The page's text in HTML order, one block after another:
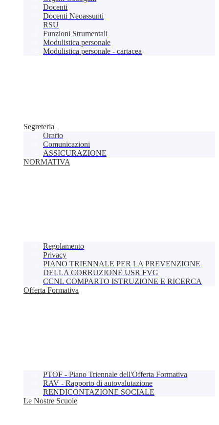
Docenti
Docenti Neoassunti
RSU
Funzioni Strumentali
Modulistica personale
Modulistica personale - cartacea
Segreteria
Orario
Comunicazioni
ASSICURAZIONE
NORMATIVA
Regolamento
Privacy
PIANO TRIENNALE PER LA PREVENZIONE
DELLA CORRUZIONE USR FVG
CCNL COMPARTO ISTRUZIONE E RICERCA
Offerta Formativa
PTOF - Piano Triennale dell'Offerta Formativa
RAV - Rapporto di autovalutazione
RENDICONTAZIONE SOCIALE
Le Nostre Scuole